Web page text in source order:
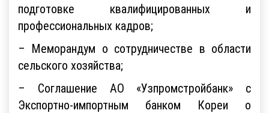
подготовке квалифицированных и
профессиональных кадров;
– Меморандум о сотрудничестве в области
сельского хозяйства;
– Соглашение АО «Узпромстройбанк» с
Экспортно-импортным банком Кореи о